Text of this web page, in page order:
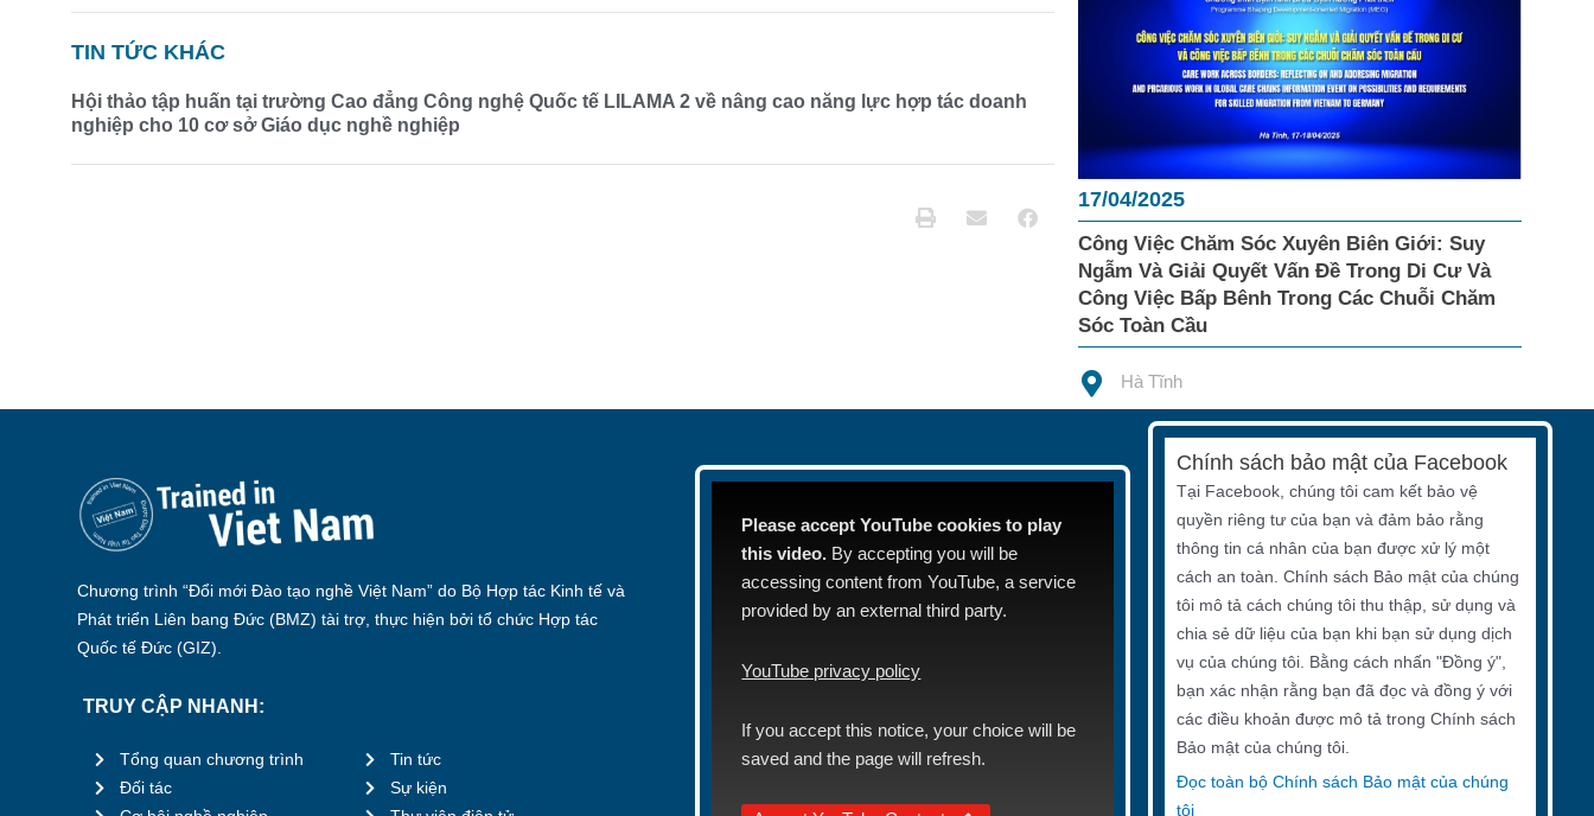
TIN TỨC KHÁC
Hội thảo tập huấn tại trường Cao đẳng Công nghệ Quốc tế LILAMA 2 về nâng cao năng lực hợp tác doanh
nghiệp cho 10 cơ sở Giáo dục nghề nghiệp
17/04/2025
Công Việc Chăm Sóc Xuyên Biên Giới: Suy
Ngẫm Và Giải Quyết Vấn Đề Trong Di Cư Và
Công Việc Bấp Bênh Trong Các Chuỗi Chăm
Sóc Toàn Cầu
Hà Tĩnh
Chương trình “Đổi mới Đào tạo nghề Việt Nam” do Bộ Hợp tác Kinh tế và
Phát triển Liên bang Đức (BMZ) tài trợ, thực hiện bởi tổ chức Hợp tác
Quốc tế Đức (GIZ).
TRUY CẬP NHANH:
Tổng quan chương trình
Đối tác
Tin tức
Sự kiện
Please accept YouTube cookies to play
this video. By accepting you will be
accessing content from YouTube, a service
provided by an external third party.
YouTube privacy policy
If you accept this notice, your choice will be
saved and the page will refresh.
Chính sách bảo mật của Facebook
Tại Facebook, chúng tôi cam kết bảo vệ
quyền riêng tư của bạn và đảm bảo rằng
thông tin cá nhân của bạn được xử lý một
cách an toàn. Chính sách Bảo mật của chúng
tôi mô tả cách chúng tôi thu thập, sử dụng và
chia sẻ dữ liệu của bạn khi bạn sử dụng dịch
vụ của chúng tôi. Bằng cách nhấn "Đồng ý",
bạn xác nhận rằng bạn đã đọc và đồng ý với
các điều khoản được mô tả trong Chính sách
Bảo mật của chúng tôi.
Đọc toàn bộ Chính sách Bảo mật của chúng
tôi